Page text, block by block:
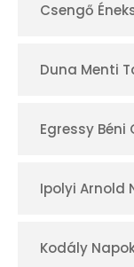
Csengő
Duna Menti
Egressy
Ipolyi Arnold
Kodály